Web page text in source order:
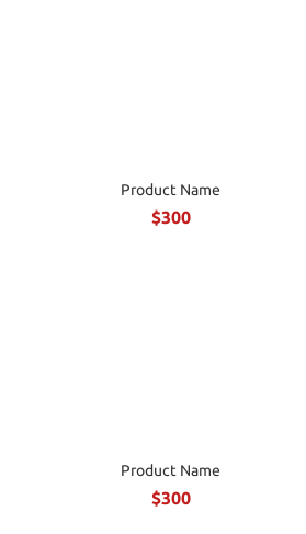
Product Name
$300
Product Name
$300